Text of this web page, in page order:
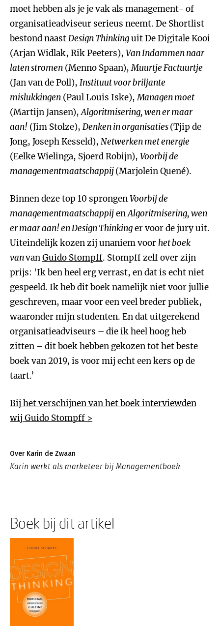
moet hebben als je je vak als management- of
organisatieadviseur serieus neemt. De Shortlist
bestond naastDesign Thinkinguit De Digitale Kooi
(Arjan Widlak, Rik Peeters), Van Indammen naar
laten stromen (Menno Spaan),Muurtje Factuurtje
(Jan van de Poll), Instituut voor briljante
mislukkingen (Paul Louis Iske),Managen moet
(Martijn Jansen),Algoritmisering, wen er maar
aan! (Jim Stolze), Denken in organisaties(Tjip de
Jong, Joseph Kesseld), Netwerken met energie
(Eelke Wielinga, Sjoerd Robijn), Voorbij de
managementmaatschappij(Marjolein Quené).
Binnen deze top 10 sprongenVoorbij de
managementmaatschappijenAlgoritmisering, wen
er maar aan! en Design Thinkinger voor de jury uit.
Uiteindelijk kozen zij unaniem voorhet boek
vanvanGuido Stompff. Stompff zelf over zijn
prijs: 'Ik ben heel erg verrast, en dat is echt niet
gespeeld. Ik heb dit boek namelijk niet voor jullie
geschreven, maar voor een veel breder publiek,
waaronder mijn studenten. En dat uitgerekend
organisatieadviseurs – die ik heel hoog heb
zitten – dit boek hebben gekozen tot het beste
boek van 2019, is voor mij echt een kers op de
taart.’
Bij het verschijnen van het boek interviewden
wij Guido Stompff >
Over Karin de Zwaan
Karin werkt als marketeer bij Managementboek.
Boek bij dit artikel